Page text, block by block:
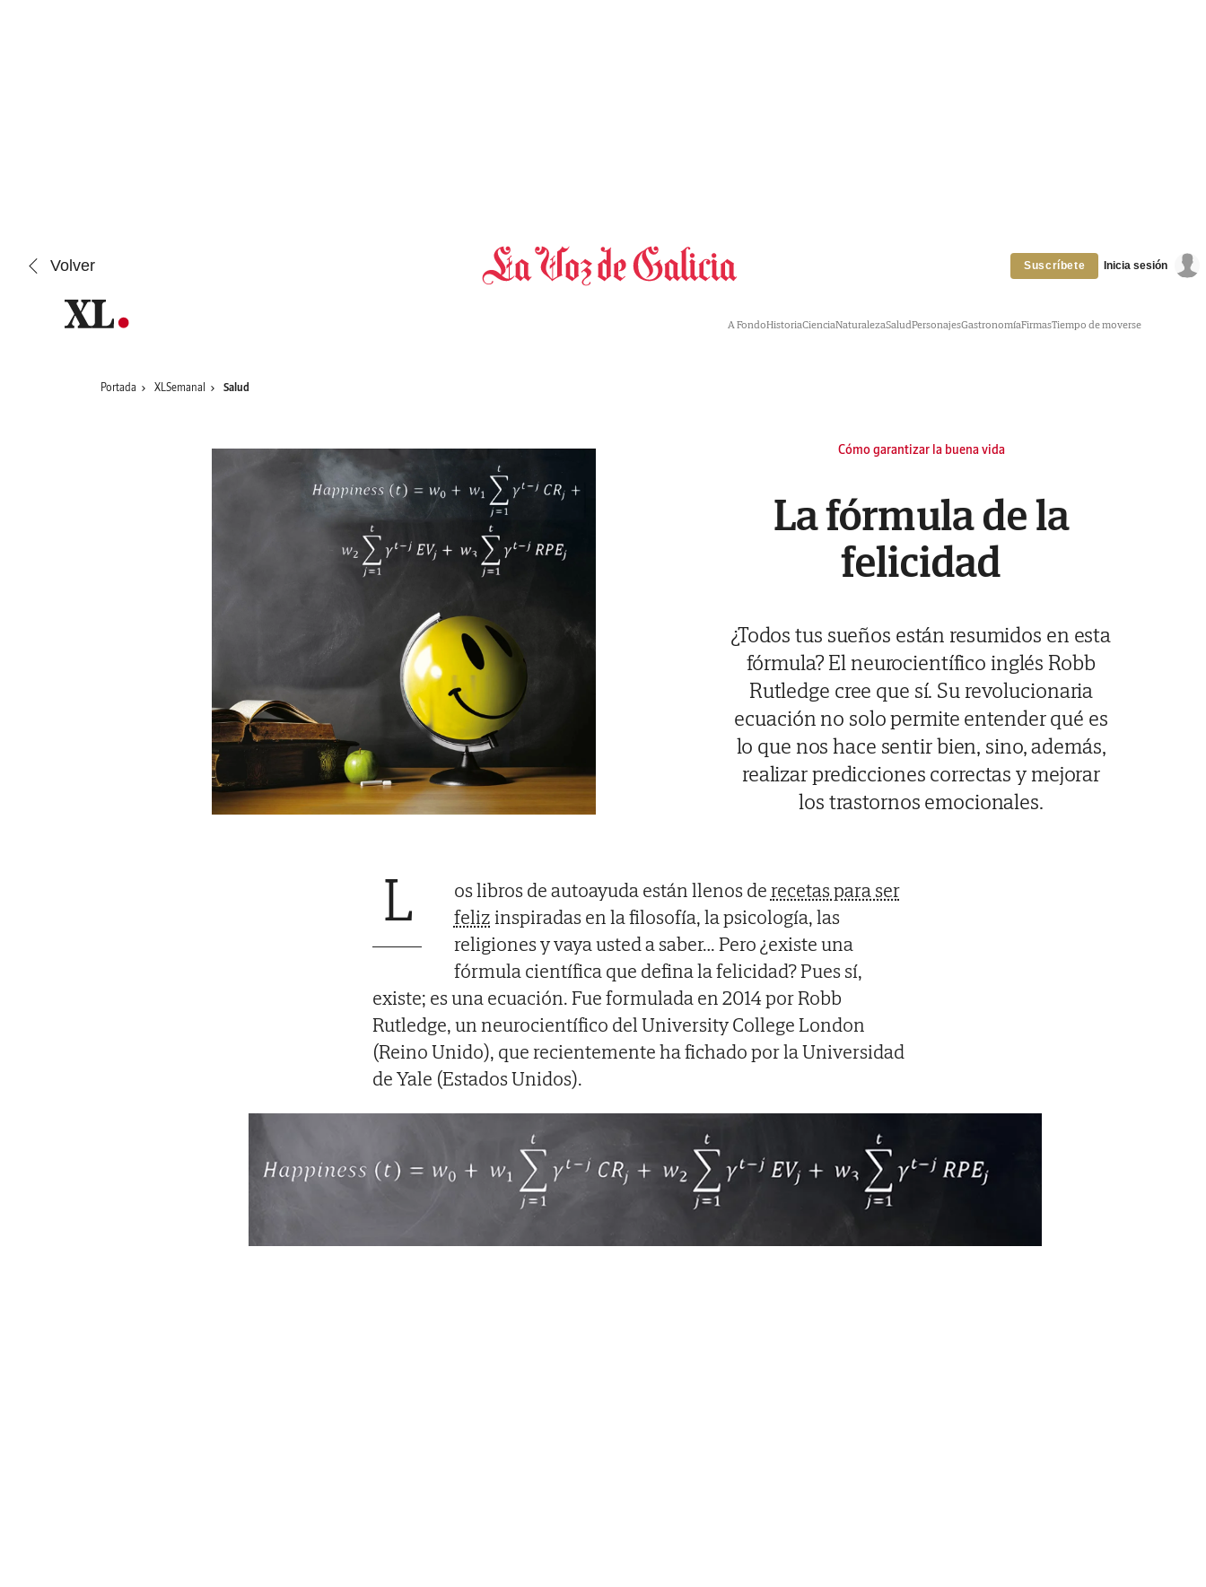
Volver Suscríbete Inicia sesión
A FondoHistoriaCienciaNaturalezaSaludPersonajesGastronomíaFirmasTiempo de moverse
Portada XLSemanal Salud
Cómo garantizar la buena vida
La fórmula de la
felicidad
¿Todos tus sueños están resumidos en esta
fórmula? El neurocientífico inglés Robb
Rutledge cree que sí. Su revolucionaria
ecuación no solo permite entender qué es
lo que nos hace sentir bien, sino, además,
realizar predicciones correctas y mejorar
los trastornos emocionales.
L os libros de autoayuda están llenos derecetas para ser
feliz inspiradas en la filosofía, la psicología, las
religiones y vaya usted a saber… Pero ¿existe una
fórmula científica que defina la felicidad? Pues sí,
existe; es una ecuación. Fue formulada en 2014 por Robb
Rutledge, un neurocientífico del University College London
(Reino Unido), que recientemente ha fichado por la Universidad
de Yale (Estados Unidos).